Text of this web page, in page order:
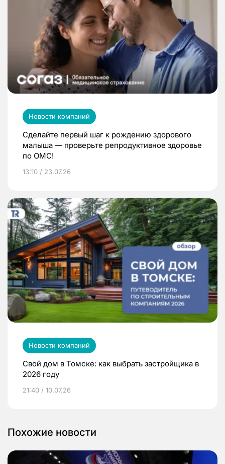
Новости компаний
Сделайте первый шаг к рождению здорового
малыша — проверьте репродуктивное здоровье
по ОМС!
13:10 / 23.07.26
Новости компаний
Свой дом в Томске: как выбрать застройщика в
2026 году
21:40 / 10.07.26
Похожие новости